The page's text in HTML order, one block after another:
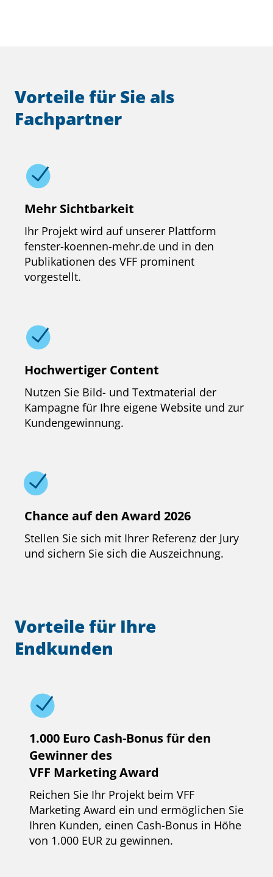
Vorteile für Sie als
Fachpartner
Mehr Sichtbarkeit
Ihr Projekt wird auf unserer Plattform
fenster-koennen-mehr.de und in den
Publikationen des VFF prominent
vorgestellt.
Hochwertiger Content
Nutzen Sie Bild- und Textmaterial der
Kampagne für Ihre eigene Website und zur
Kundengewinnung.
Chance auf den Award 2026
Stellen Sie sich mit Ihrer Referenz der Jury
und sichern Sie sich die Auszeichnung.
Vorteile für Ihre
Endkunden
1.000 Euro Cash-Bonus für den
Gewinner des
VFF Marketing Award
Reichen Sie Ihr Projekt beim VFF
Marketing Award ein und ermöglichen Sie
Ihren Kunden, einen Cash-Bonus in Höhe
von 1.000 EUR zu gewinnen.